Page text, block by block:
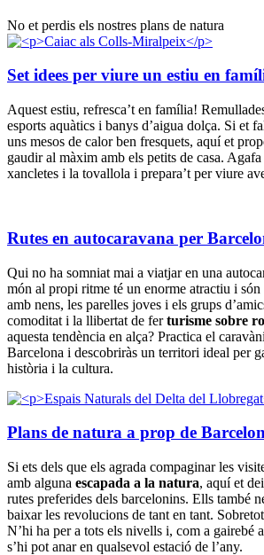
No et perdis els nostres plans de natura
Set idees per viure un estiu en
Aquest estiu, refresca’t en família!
esports aquàtics i banys d’aigua dolça. Si et
uns mesos de calor ben fresquets, aquí et
gaudir al màxim amb els petits de casa.
xancletes i la tovallola i prepara’t per viure
Rutes en autocaravana per
Qui no ha somniat mai a viatjar en una
món al propi ritme té un enorme atractiu i
amb nens, les parelles joves i els grups
comoditat i la llibertat de ferturisme sobre
aquesta tendència en alça? Practica el
Barcelona i descobriràs un territori ideal per
història i la cultura.
Plans de natura a prop de
Si ets dels que els agrada compaginar les
amb alguna escapada a la natura, aquí et
rutes preferides dels barcelonins. Ells també
baixar les revolucions de tant en tant.
N’hi ha per a tots els nivells i, com a gairebé
s’hi pot anar en qualsevol estació de l’any.